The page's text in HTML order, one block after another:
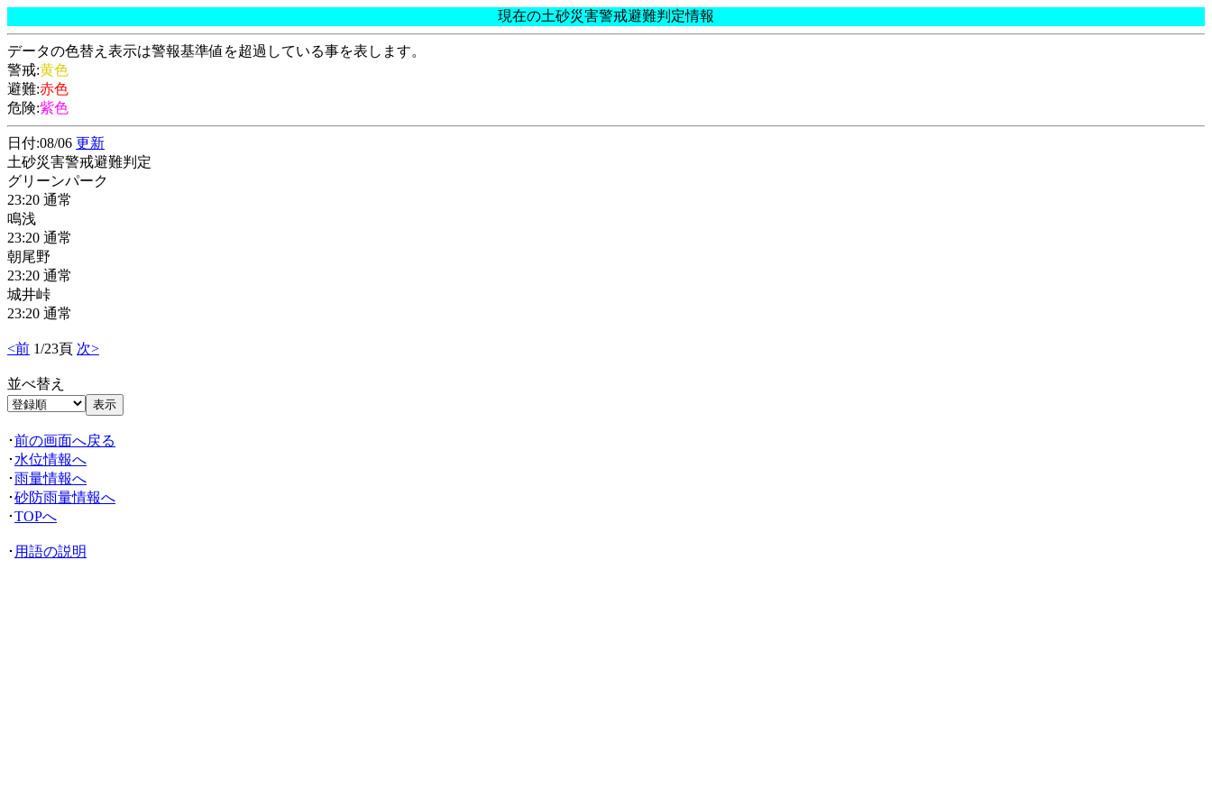
現在の土砂災害警戒避難判定情報
データの色替え表示は警報基準値を超過している事を表します。
警戒:黄色
避難:赤色
危険:紫色
日付:08/06 更新
土砂災害警戒避難判定
グリーンパーク
23:20 通常
鳴浅
23:20 通常
朝尾野
23:20 通常
城井峠
23:20 通常
<前 1/23頁 次>
並べ替え
･前の画面へ戻る
･ 水位情報へ
･雨量情報へ
･砂防雨量情報へ
･TOPへ
･ 用語の説明